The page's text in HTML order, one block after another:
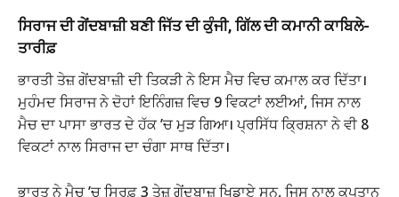
ਸਿਰਾਜ ਦੀ ਗੇਂਦਬਾਜ਼ੀ ਬਣੀ ਜਿੱਤ ਦੀ ਕੁੰਜੀ, ਗਿੱਲ ਦੀ ਕਮਾਨੀ ਕਾਬਿਲੇ-
ਤਾਰੀਫ਼
ਭਾਰਤੀ ਤੇਜ਼ ਗੇਂਦਬਾਜ਼ੀ ਦੀ ਤਿਕੜੀ ਨੇ ਇਸ ਮੈਚ ਵਿਚ ਕਮਾਲ ਕਰ ਦਿੱਤਾ।
ਮੁਹੰਮਦ ਸਿਰਾਜ ਨੇ ਦੋਹਾਂ ਇਨਿੰਗਜ਼ ਵਿਚ 9 ਵਿਕਟਾਂ ਲਈਆਂ, ਜਿਸ ਨਾਲ
ਮੈਚ ਦਾ ਪਾਸਾ ਭਾਰਤ ਦੇ ਹੱਕ ’ਚ ਮੁੜ ਗਿਆ। ਪ੍ਰਸਿੱਧ ਕ੍ਰਿਸ਼ਨਾ ਨੇ ਵੀ 8
ਵਿਕਟਾਂ ਨਾਲ ਸਿਰਾਜ ਦਾ ਚੰਗਾ ਸਾਥ ਦਿੱਤਾ।
ਭਾਰਤ ਨੇ ਮੈਚ ’ਚ ਸਿਰਫ਼ 3 ਤੇਜ਼ ਗੇਂਦਬਾਜ਼ ਖਿਡਾਏ ਸਨ, ਜਿਸ ਨਾਲ ਕਪਤਾਨ